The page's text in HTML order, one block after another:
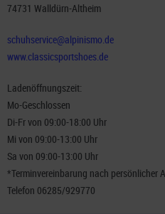
74731 Walldürn-Altheim
schuhservice@alpinismo.de
www.classicsportshoes.de
Ladenöffnungszeit:
Mo-Geschlossen
Di-Fr von 09:00-18:00 Uhr
Mi von 09:00-13:00 Uhr
Sa von 09:00-13:00 Uhr
*Terminvereinbarung nach persönlicher
Telefon 06285/929770